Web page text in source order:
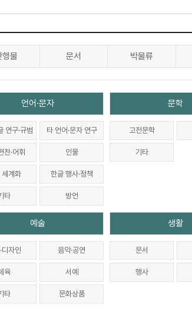
행물 문서 박물류
언어·문자
연구·규범 타 언어·문자 연구
찬·어휘 인물
세계화 한글 행사·정책
타 방언
문학
고전문학
기타
예술
디자인 음악·공연
육 서예
타 문화상품
생활
문서
행사